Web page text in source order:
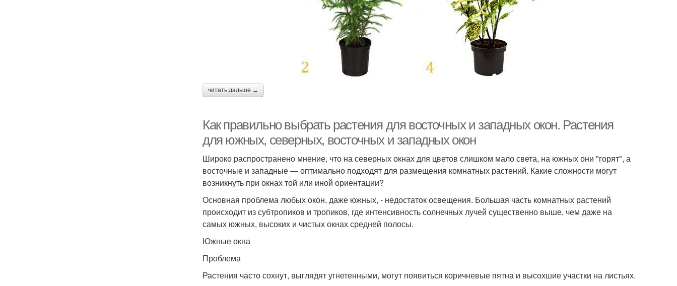
читать дальше →
Как правильно выбрать растения для восточных и западных окон. Растения
для южных, северных, восточных и западных окон
Широко распространено мнение, что на северных окнах для цветов слишком мало света, на южных они "горят", а
восточные и западные — оптимально подходят для размещения комнатных растений. Какие сложности могут
возникнуть при окнах той или иной ориентации?
Основная проблема любых окон, даже южных, - недостаток освещения. Большая часть комнатных растений
происходит из субтропиков и тропиков, где интенсивность солнечных лучей существенно выше, чем даже на
самых южных, высоких и чистых окнах средней полосы.
Южные окна
Проблема
Растения часто сохнут, выглядят угнетенными, могут появиться коричневые пятна и высохшие участки на листьях.